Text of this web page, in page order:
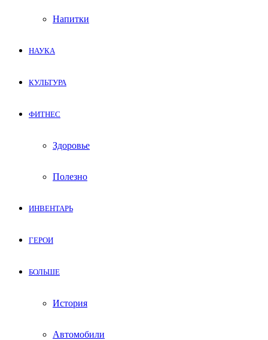
Напитки
НАУКА
КУЛЬТУРА
ФИТНЕС
Здоровье
Полезно
ИНВЕНТАРЬ
ГЕРОИ
БОЛЬШЕ
История
Автомобили